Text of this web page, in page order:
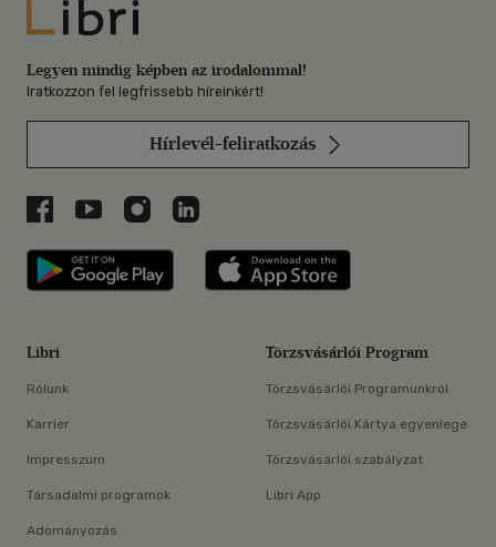
Libri
Legyen mindig képben az irodalommal!
Iratkozzon fel legfrissebb híreinkért!
Hírlevél-feliratkozás
Libri a Facebookon
Libri a Youtube-on
Libri az Instagramon
Libri a LinkedInen
Libri applikáció Szerezd meg: Google
Libri
Rólunk
Karrier
Impresszum
Társadalmi programok
Adományozás
Törzsvásárlói Program
Törzsvásárlói Programunkról
Törzsvásárlói Kártya egyenlege
Törzsvásárlói szabályzat
Libri App